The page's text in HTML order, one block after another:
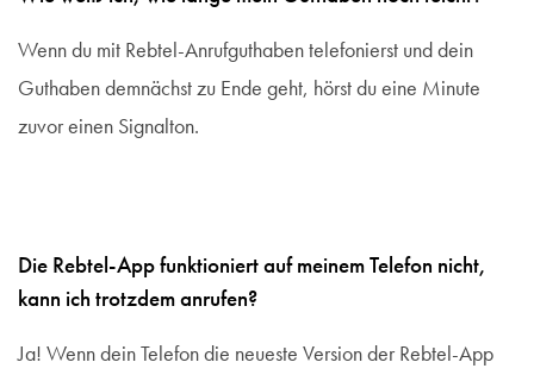
Wenn du mit Rebtel-Anrufguthaben telefonierst und dein
Guthaben demnächst zu Ende geht, hörst du eine Minute
zuvor einen Signalton.
Die Rebtel-App funktioniert auf meinem Telefon nicht,
kann ich trotzdem anrufen?
Ja! Wenn dein Telefon die neueste Version der Rebtel-App